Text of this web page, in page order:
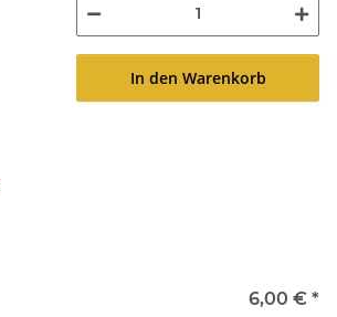
In den Warenkorb
6,00 € *